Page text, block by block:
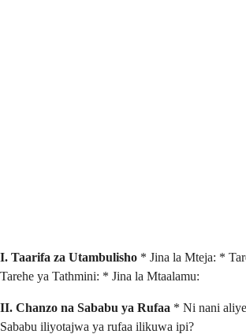
I. Taarifa za Utambulisho * Jina la Mteja: *
Tarehe ya Tathmini: * Jina la Mtaalamu:
II. Chanzo na Sababu ya Rufaa * Ni nani
Sababu iliyotajwa ya rufaa ilikuwa ipi?